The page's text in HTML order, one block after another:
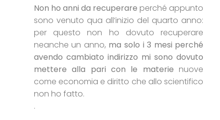
Non ho anni da recuperare perché appunto
sono venuto qua all’inizio del quarto anno:
per questo non ho dovuto recuperare
neanche un anno, ma solo i 3 mesi perché
avendo cambiato indirizzo mi sono dovuto
mettere alla pari con le materie nuove
come economia e diritto che allo scientifico
non ho fatto.
.